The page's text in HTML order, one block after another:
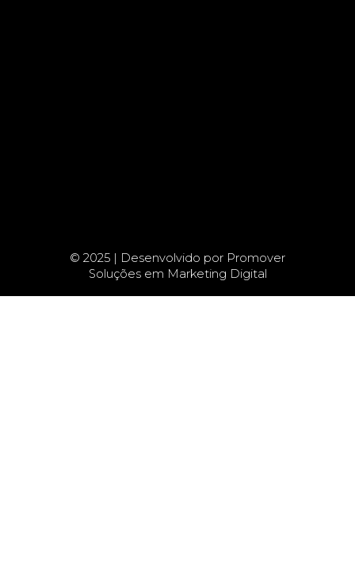
© 2025 | Desenvolvido por Promover
Soluções em Marketing Digital